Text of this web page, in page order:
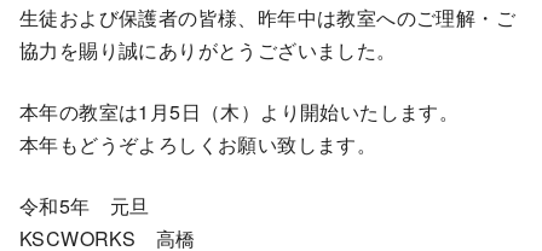
生徒および保護者の皆様、昨年中は教室へのご理解・ご
協力を賜り誠にありがとうございました。
本年の教室は1月5日（木）より開始いたします。
本年もどうぞよろしくお願い致します。
令和5年 元旦
KSCWORKS 高橋